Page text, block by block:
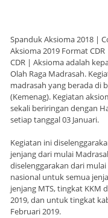
Spanduk Aksioma 2018 |
Aksioma 2019 Format
CDR | Aksioma adalah
Olah Raga Madrasah.
madrasah yang berada di
(Kemenag). Kegiatan
sekali beriringan dengan
setiap tanggal 03 Januari.
Kegiatan ini
jenjang dari mulai
diselenggarakan dari
nasional untuk semua
jenjang MTS, tingkat KKM
2019, dan untuk tingkat
Februari 2019.